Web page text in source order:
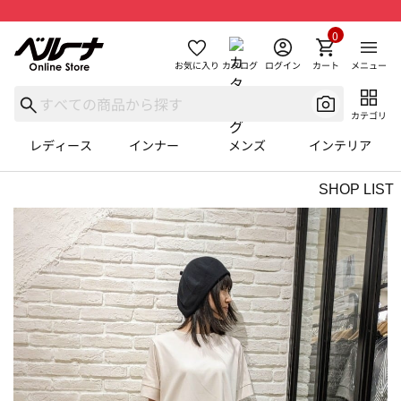
お気に入り カタログ ログイン カート
0
メニュー
カテゴリ
レディース インナー メンズ インテリア
SHOP LIST